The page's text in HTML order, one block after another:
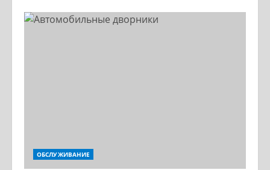
ОБСЛУЖИВАНИЕ